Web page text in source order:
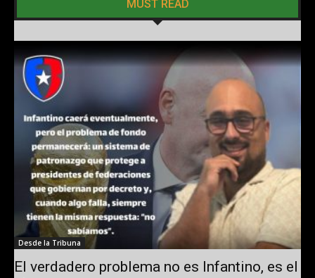
MUST READ
Desde la Tribuna
El verdadero problema no es Infantino, es el